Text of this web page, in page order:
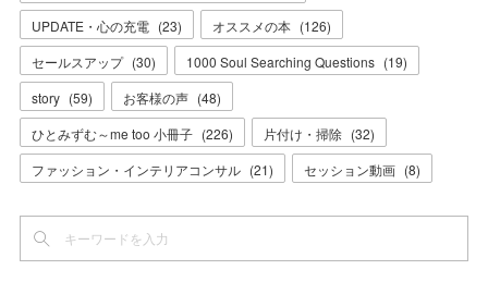
UPDATE・心の充電 (23) オススメの本 (126)
セールスアップ (30) 1000 Soul Searching Questions (19)
story (59) お客様の声 (48)
ひとみずむ～me too 小冊子 (226) 片付け・掃除 (32)
ファッション・インテリアコンサル (21) セッション動画 (8)